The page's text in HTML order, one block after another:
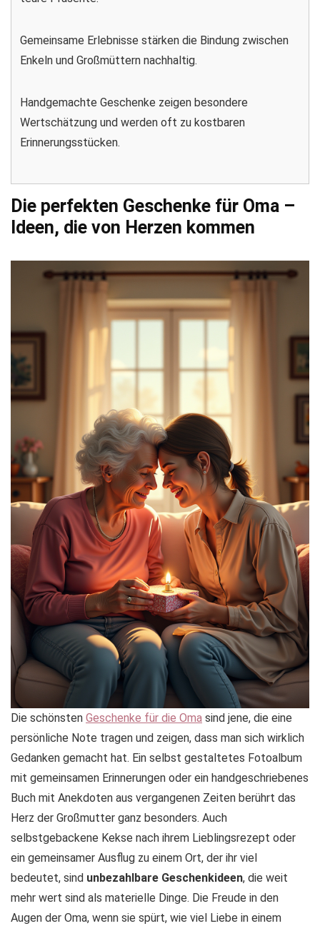
Gemeinsame Erlebnisse stärken die Bindung zwischen
Enkeln und Großmüttern nachhaltig.
Handgemachte Geschenke zeigen besondere
Wertschätzung und werden oft zu kostbaren
Erinnerungsstücken.
Die perfekten Geschenke für Oma –
Ideen, die von Herzen kommen
Die schönsten Geschenke für die Oma sind jene, die eine
persönliche Note tragen und zeigen, dass man sich wirklich
Gedanken gemacht hat. Ein selbst gestaltetes Fotoalbum
mit gemeinsamen Erinnerungen oder ein handgeschriebenes
Buch mit Anekdoten aus vergangenen Zeiten berührt das
Herz der Großmutter ganz besonders. Auch
selbstgebackene Kekse nach ihrem Lieblingsrezept oder
ein gemeinsamer Ausflug zu einem Ort, der ihr viel
bedeutet, sind unbezahlbare Geschenkideen, die weit
mehr wert sind als materielle Dinge. Die Freude in den
Augen der Oma, wenn sie spürt, wie viel Liebe in einem